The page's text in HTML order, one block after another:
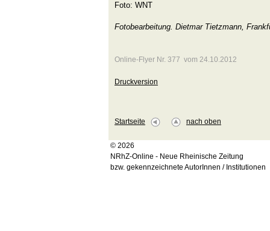
Foto: WNT
Fotobearbeitung. Dietmar Tietzmann,
Online-Flyer Nr. 377 vom 24.10.2012
Druckversion
Startseite nach oben
© 2026
NRhZ-Online - Neue Rheinische Zeitung
bzw. gekennzeichnete AutorInnen / Institutionen